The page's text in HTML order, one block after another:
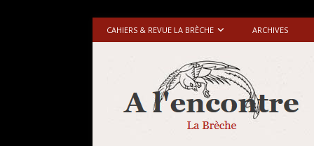
CAHIERS & REVUE LA BRÈCHE ARCHIVES